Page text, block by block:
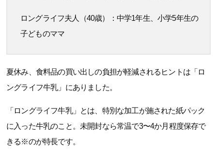
ロングライフ夫人（40歳）：中学1年生、小学5年生の
子どものママ
夏休み、食料品の買い出しの負担が軽減されるヒントは「ロ
ングライフ牛乳」にありました。
「ロングライフ牛乳」とは、特別な加工が施された紙パック
に入った牛乳のこと。未開封なら常温で3〜4か月程度保存で
きる※のが特長です。